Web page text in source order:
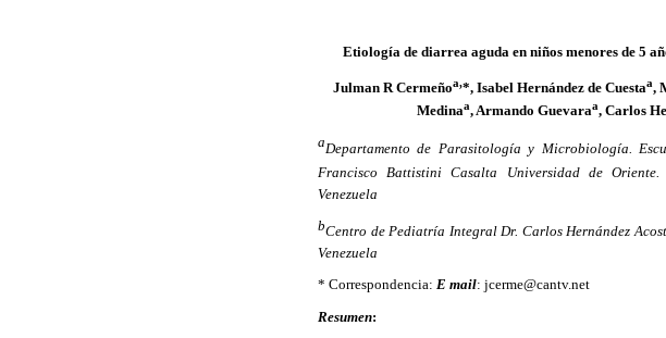
Etiología de diarrea aguda en niños menores de 5
Julman R Cermeñoa, *, Isabel Hernández de Cuestaa,
Medinaa, Armando Guevaraa, Carlos
aDepartamento de Parasitología y Microbiología.
Francisco Battistini Casalta Universidad de
Venezuela
bCentro de Pediatría Integral Dr. Carlos Hernández
Venezuela
* Correspondencia: E mail: jcerme@cantv.net
Resumen: